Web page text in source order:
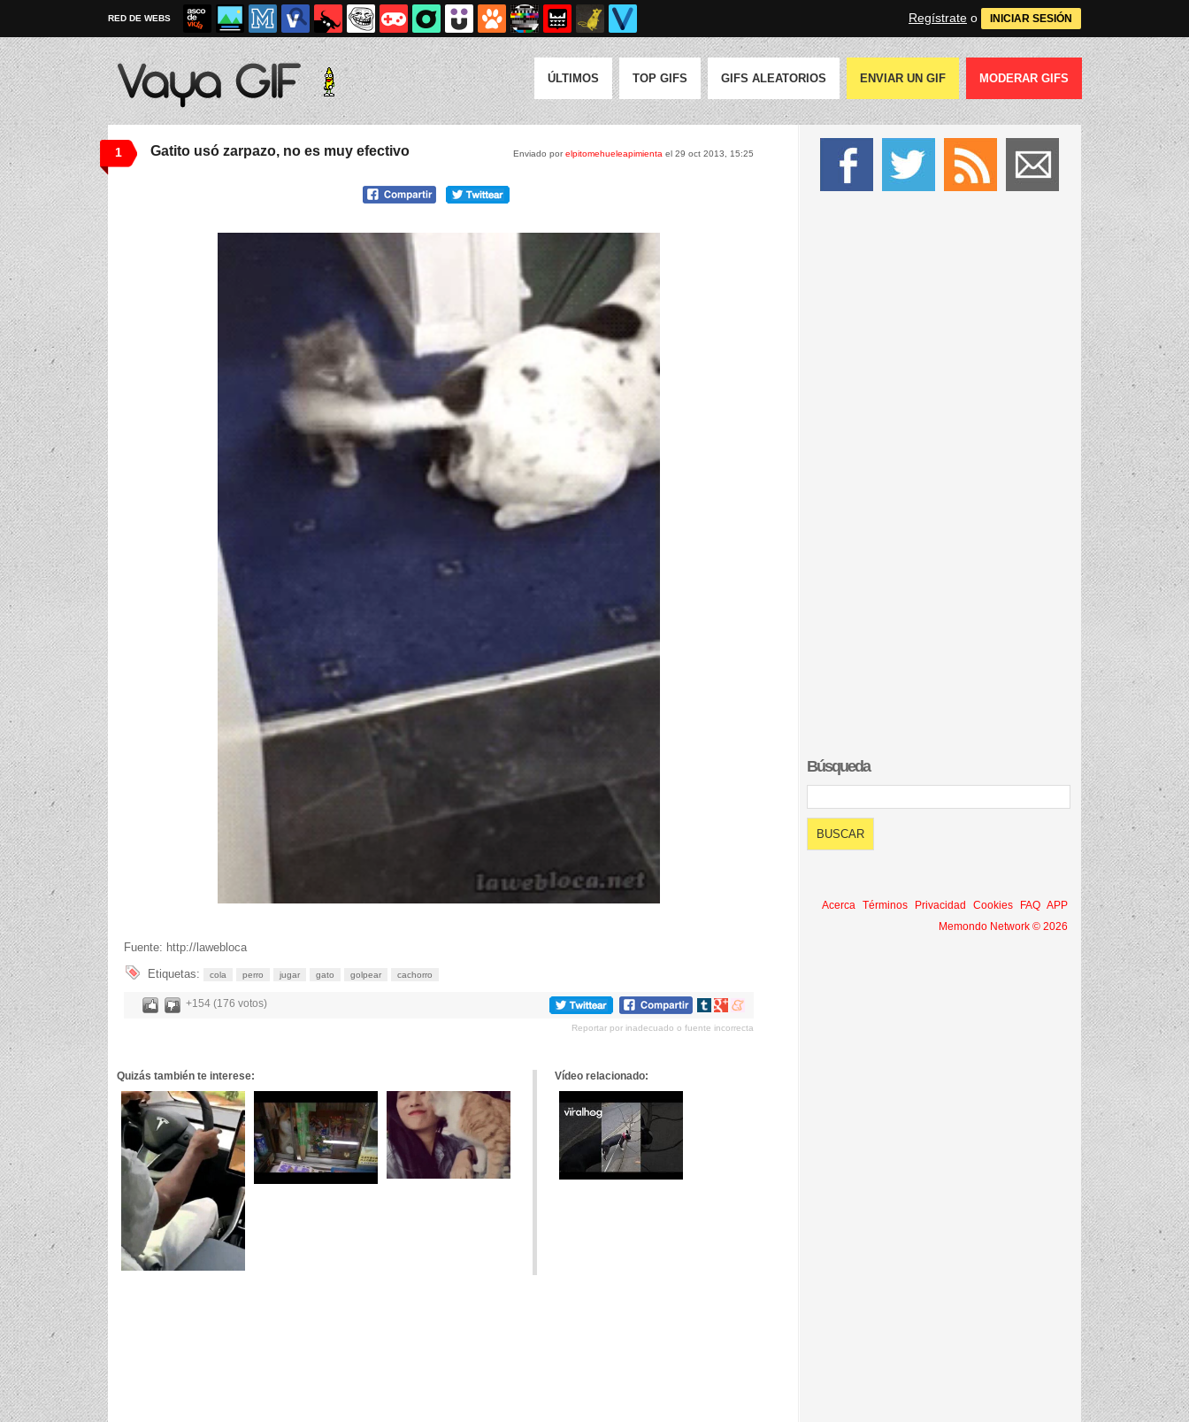
RED DE WEBS Regístrate o INICIAR SESIÓN
ÚLTIMOS TOP GIFS GIFS ALEATORIOS ENVIAR UN GIF MODERAR GIFS
1 Enviado porelpitomehueleapimienta el 29 oct 2013, 15:25
Gatito usó zarpazo, no es muy efectivo
Fuente: http://lawebloca
Etiquetas:
cola perro jugar gato golpear cachorro
+154 (176 votos)
Compartir
tumblr
Compartir
Google+
Compartir
meneame
Reportar por inadecuado o fuente incorrecta
Quizás también te interese: Vídeo relacionado:
Búsqueda
Acerca Términos Privacidad Cookies FAQ APP
Memondo Network © 2026